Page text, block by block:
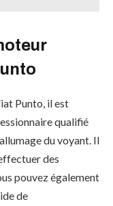
Punto, il est
qualifié
du voyant. Il
des
pouvez également
de